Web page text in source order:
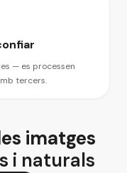
— es processen
tercers.
imatges
i naturals